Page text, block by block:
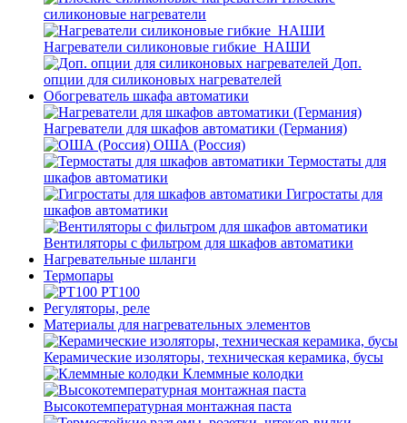
силиконовые нагреватели
Нагреватели силиконовые гибкие_НАШИ
Доп.
опции для силиконовых нагревателей
Обогреватель шкафа автоматики
Нагреватели для шкафов автоматики (Германия)
ОША (Россия)
Термостаты для
шкафов автоматики
Гигростаты для
шкафов автоматики
Вентиляторы с фильтром для шкафов автоматики
Нагревательные шланги
Термопары
PT100
Регуляторы, реле
Материалы для нагревательных элементов
Керамические изоляторы, техническая керамика, бусы
Клеммные колодки
Высокотемпературная монтажная паста